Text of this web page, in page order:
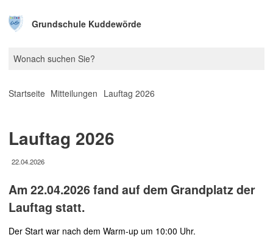
Grundschule Kuddewörde
Startseite Mitteilungen Lauftag 2026
Lauftag 2026
22.04.2026
Am 22.04.2026 fand auf dem Grandplatz der
Lauftag statt.
Der Start war nach dem Warm-up um 10:00 Uhr.